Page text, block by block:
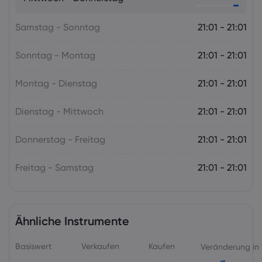
Forex Indizes
Samstag - Sonntag 21:01 - 21:01
Sonntag - Montag 21:01 - 21:01
Montag - Dienstag 21:01 - 21:01
Dienstag - Mittwoch 21:01 - 21:01
Donnerstag - Freitag 21:01 - 21:01
Freitag - Samstag 21:01 - 21:01
Ähnliche Instrumente
Basiswert Verkaufen Kaufen Veränderung in